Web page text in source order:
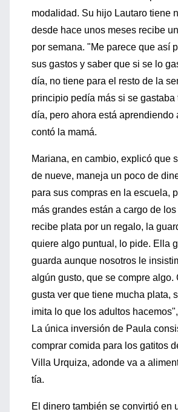
modalidad. Su hijo Lautaro tiene
desde hace unos meses recibe
por semana. "Me parece que así
sus gastos y saber que si se lo
día, no tiene para el resto de la
principio pedía más si se gastaba
día, pero ahora está aprendiendo
contó la mamá.
Mariana, en cambio, explicó que
de nueve, maneja un poco de
para sus compras en la escuela,
más grandes están a cargo de
recibe plata por un regalo, la
quiere algo puntual, lo pide. Ella
guarda aunque nosotros le
algún gusto, que se compre algo.
gusta ver que tiene mucha plata,
imita lo que los adultos
La única inversión de Paula
comprar comida para los gatitos
Villa Urquiza, adonde va a
tía.
El dinero también se convirtió en